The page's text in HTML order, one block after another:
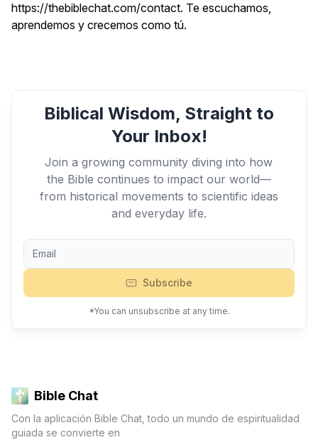
https://thebiblechat.com/contact. Te escuchamos,
aprendemos y crecemos como tú.
Biblical Wisdom, Straight to
Your Inbox!
Join a growing community diving into how
the Bible continues to impact our world—
from historical movements to scientific ideas
and everyday life.
Subscribe
*You can unsubscribe at any time.
Bible Chat
Con la aplicación Bible Chat, todo un mundo de espiritualidad
guiada se convierte en